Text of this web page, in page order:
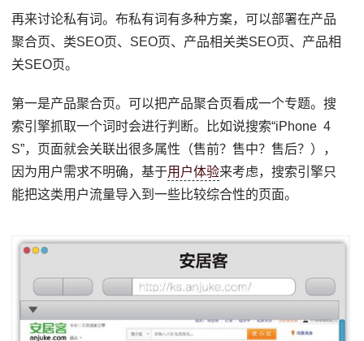
再来讨论私有词。布私有词有多种方案，可以部署在产品
聚合页、类SEO页、SEO页、产品相关类SEO页、产品相
关SEO页。
第一是产品聚合页。可以把产品聚合页看成一个专题。搜
索引擎抓取一个词时会进行判断。比如说搜索“iPhone 4
S”，页面就会关联出很多属性（售前？售中？售后？），
因为用户需求不明确，基于用户体验来考虑，搜索引擎只
能把这类用户流量导入到一些比较综合性的页面。